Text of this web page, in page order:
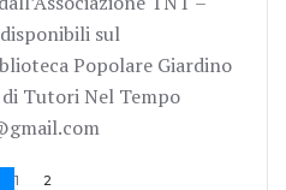
sul
Popolare Giardino
di Tutori Nel Tempo
1 2